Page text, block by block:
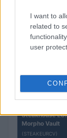
I want to
related to
user
Gold (Terra
(PAXG)
BTC
Steakhouse
Morpho Vault
(STEAKEURCV)